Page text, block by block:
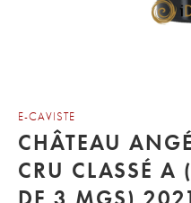
E-CAVISTE
CHÂTEAU
CRU CLASSÉ A